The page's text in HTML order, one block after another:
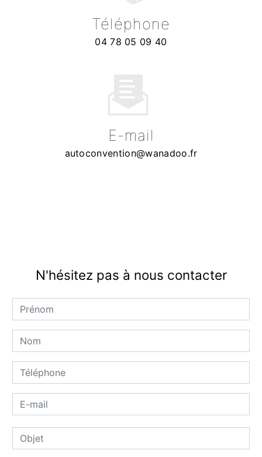
Téléphone
04 78 05 09 40
E-mail
autoconvention@wanadoo.fr
N'hésitez pas à nous contacter